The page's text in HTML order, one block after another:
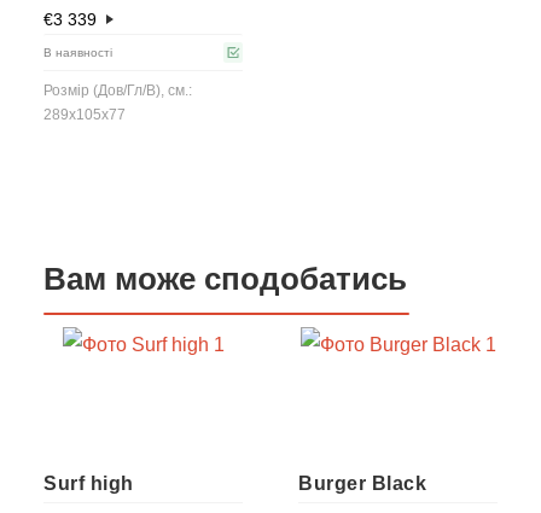
€3 339
В наявності
Розмір (Дов/Гл/В), см.:
289x105x77
Вам може сподобатись
Surf high Burger Black